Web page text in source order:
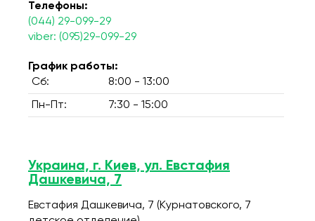
Телефоны:
(044) 29-099-29
viber: (095)29-099-29
График работы:
Сб:
8:00 - 13:00
Пн-Пт: 7:30 - 15:00
Украина, г. Киев, ул. Евстафия
Дашкевича, 7
Евстафия Дашкевича, 7 (Курнатовского, 7